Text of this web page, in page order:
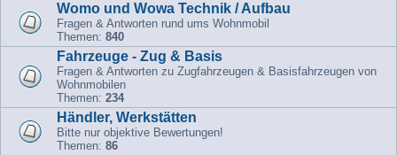
Womo und Wowa Technik / Aufbau
Fragen & Antworten rund ums Wohnmobil
Themen: 840
Fahrzeuge - Zug & Basis
Fragen & Antworten zu Zugfahrzeugen & Basisfahrzeugen von
Wohnmobilen
Themen: 234
Händler, Werkstätten
Bitte nur objektive Bewertungen!
Themen: 86